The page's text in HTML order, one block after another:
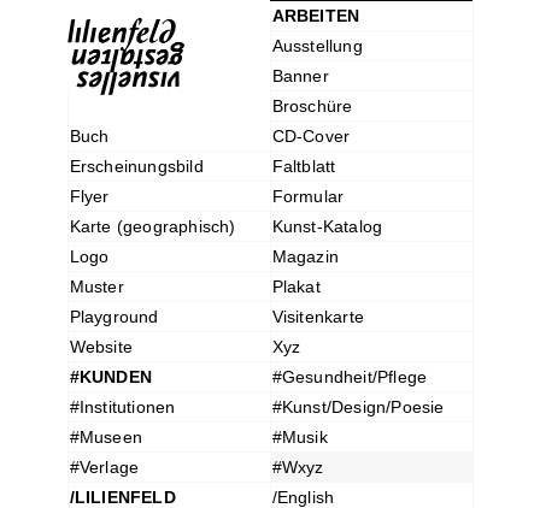
ARBEITEN
Ausstellung
Banner
Broschüre
Buch
CD-Cover
Erscheinungsbild
Faltblatt
Flyer
Formular
Karte (geographisch)
Kunst-Katalog
Logo
Magazin
Muster
Plakat
Playground
Visitenkarte
Website
Xyz
#KUNDEN
#Gesundheit/Pflege
#Institutionen
#Kunst/Design/Poesie
#Museen
#Musik
#Verlage
#Wxyz
/LILIENFELD
/English